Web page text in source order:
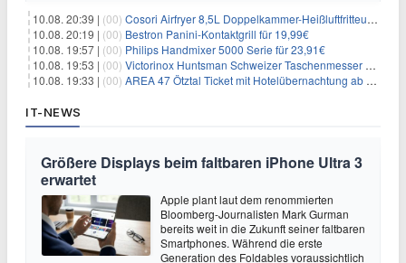
10.08. 20:39 | (00) Cosori Airfryer 8,5L Doppelkammer-Heißluftfritteuse mit Sichtfenster für 139,94€
10.08. 20:19 | (00) Bestron Panini-Kontaktgrill für 19,99€
10.08. 19:57 | (00) Philips Handmixer 5000 Serie für 23,91€
10.08. 19:53 | (00) Victorinox Huntsman Schweizer Taschenmesser mit 15 Funktionen für 31,65€
10.08. 19:33 | (00) AREA 47 Ötztal Ticket mit Hotelübernachtung ab 109€ p.P.
IT-NEWS
Größere Displays beim faltbaren iPhone Ultra 3
erwartet
Apple plant laut dem renommierten
Bloomberg-Journalisten Mark Gurman
bereits weit in die Zukunft seiner faltbaren
Smartphones. Während die erste
Generation des Foldables voraussichtlich